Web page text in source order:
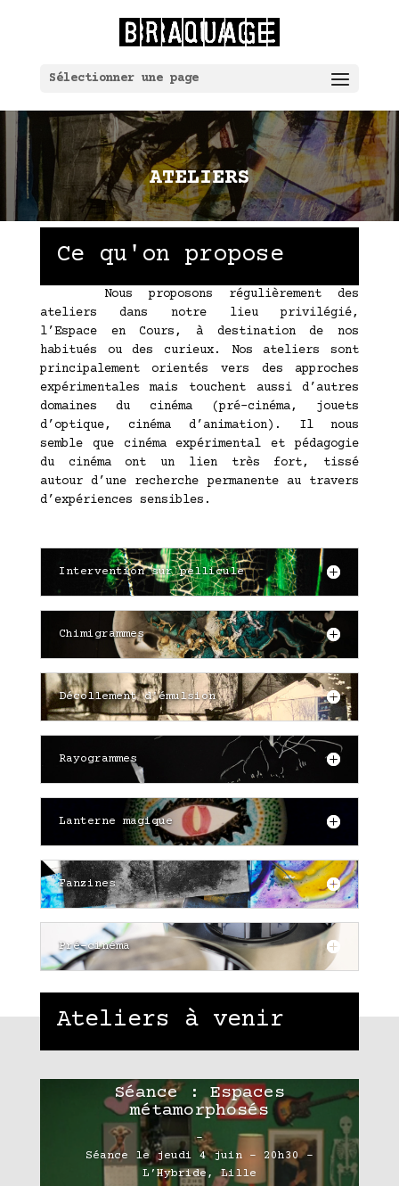
Sélectionner une page
ATELIERS
Ce qu'on propose
Nous proposons régulièrement des
ateliers dans notre lieu privilégié,
l’Espace en Cours, à destination de nos
habitués ou des curieux. Nos ateliers sont
principalement orientés vers des approches
expérimentales mais touchent aussi d’autres
domaines du cinéma (pré-cinéma, jouets
d’optique, cinéma d’animation). Il nous
semble que cinéma expérimental et pédagogie
du cinéma ont un lien très fort, tissé
autour d’une recherche permanente au travers
d’expériences sensibles.
Intervention sur pellicule
Chimigrammes
Décollement d'émulsion
Rayogrammes
Lanterne magique
Fanzines
Pré-cinéma
Ateliers à venir
Séance : Espaces
métamorphosés
–
Séance le jeudi 4 juin – 20h30 –
L’Hybride, Lille